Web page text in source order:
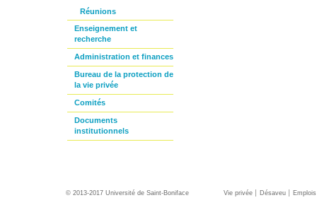
Réunions
Enseignement et
recherche
Administration et finances
Bureau de la protection de
la vie privée
Comités
Documents
institutionnels
© 2013-2017 Université de Saint-Boniface Vie privée Désaveu Emplois